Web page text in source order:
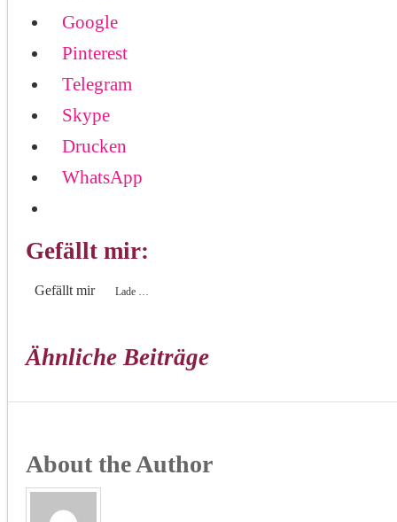
Google
Pinterest
Telegram
Skype
Drucken
WhatsApp
Gefällt mir:
Gefällt mir Lade …
Ähnliche Beiträge
About the Author